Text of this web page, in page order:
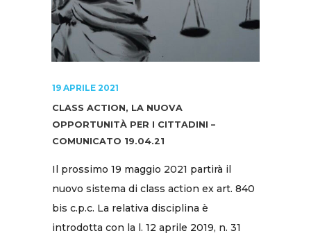
19 APRILE 2021
CLASS ACTION, LA NUOVA
OPPORTUNITÀ PER I CITTADINI –
COMUNICATO 19.04.21
Il prossimo 19 maggio 2021 partirà il
nuovo sistema di class action ex art. 840
bis c.p.c. La relativa disciplina è
introdotta con la l. 12 aprile 2019, n. 31